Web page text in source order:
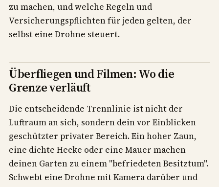
zu machen, und welche Regeln und
Versicherungspflichten für jeden gelten, der
selbst eine Drohne steuert.
Überfliegen und Filmen: Wo die
Grenze verläuft
Die entscheidende Trennlinie ist nicht der
Luftraum an sich, sondern dein vor Einblicken
geschützter privater Bereich. Ein hoher Zaun,
eine dichte Hecke oder eine Mauer machen
deinen Garten zu einem "befriedeten Besitztum".
Schwebt eine Drohne mit Kamera darüber und